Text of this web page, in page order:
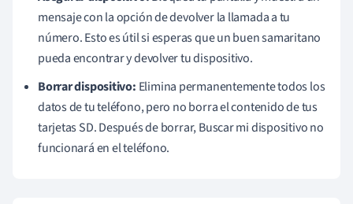
mensaje con la opción de devolver la llamada a tu
número. Esto es útil si esperas que un buen samaritano
pueda encontrar y devolver tu dispositivo.
Borrar dispositivo: Elimina permanentemente todos los
datos de tu teléfono, pero no borra el contenido de tus
tarjetas SD. Después de borrar, Buscar mi dispositivo no
funcionará en el teléfono.